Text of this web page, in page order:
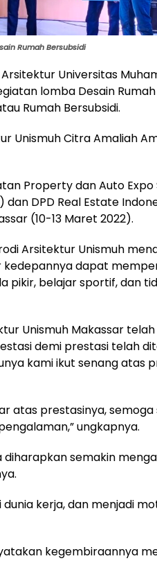
Rumah Bersubsidi
Universitas
lomba Desain Rumah
Rumah Bersubsidi.
Unismuh Citra Amaliah
Property dan Auto Expo
DPD Real Estate
(10-13 Maret 2022).
Arsitektur Unismuh
kedepannya dapat
pikir, belajar sportif, dan
Unismuh Makassar
demi prestasi telah
kami ikut senang atas
atas prestasinya,
ungkapnya.
semakin
kerja, dan menjadi
kegembiraannya